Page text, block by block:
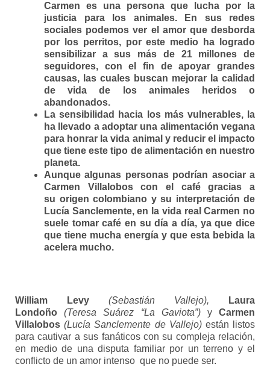
Carmen es una persona que lucha por la
justicia para los animales.
En sus redes
sociales podemos ver el amor que desborda
por los perritos, por este medio ha logrado
sensibilizar a sus más de 21 millones de
seguidores, con el fin de apoyar grandes
causas, las cuales buscan mejorar la calidad
de vida de los animales heridos o
abandonados.
La sensibilidad hacia los más vulnerables, la
ha llevado a adoptar una alimentación vegana
para honrar la vida animal y reducir el impacto
que tiene este tipo de alimentación en nuestro
planeta.
Aunque algunas personas podrían asociar a
Carmen Villalobos con el café gracias a
su origen colombiano y su interpretación de
Lucía Sanclemente, en la vida real Carmen no
suele tomar café en su día a día, ya que dice
que tiene mucha energía y que esta bebida la
acelera mucho.
William Levy (Sebastián Vallejo), Laura
Londoño (Teresa Suárez “La Gaviota”) yCarmen
Villalobos (Lucía Sanclemente de Vallejo) están listos
para cautivar a sus fanáticos con su compleja relación,
en medio de una disputa familiar por un terreno y el
conflicto de un amor intenso que no puede ser.